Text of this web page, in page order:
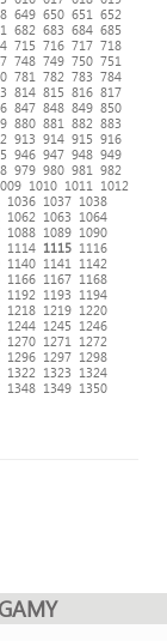
649 650 651
652
682 683 684 685
715 716 717 718
748 749 750 751
781 782 783 784
814 815 816 817
847 848 849 850
880 881 882 883
913 914 915 916
946 947 948 949
979 980 981
982
1010 1011
1012
1036 1037 1038
1062 1063
1064
1088 1089 1090
1114 1115 1116
1140 1141
1142
1166 1167 1168
1192 1193
1194
1218 1219 1220
1244 1245
1246
1270 1271
1272
1296 1297 1298
1322 1323
1324
1348 1349 1350